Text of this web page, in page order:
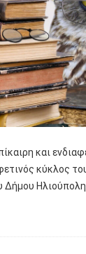
και
κύκλος
Δήμου